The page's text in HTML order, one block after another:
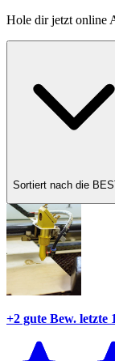
Hole dirjetzt online
Sortiert nach die
+2 gute Bew. letzte